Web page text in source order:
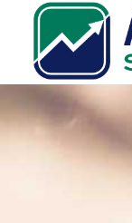
035-62 25